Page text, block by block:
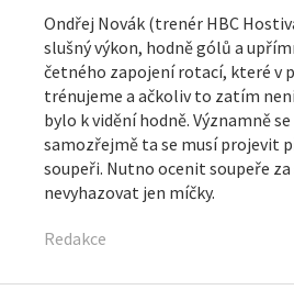
Ondřej Novák (trenér HBC
slušný výkon, hodně gólů a
četného zapojení rotací, které v
trénujeme a ačkoliv to zatím
bylo k vidění hodně. Významně
samozřejmě ta se musí projevit
soupeři. Nutno ocenit soupeře
nevyhazovat jen míčky.
Redakce